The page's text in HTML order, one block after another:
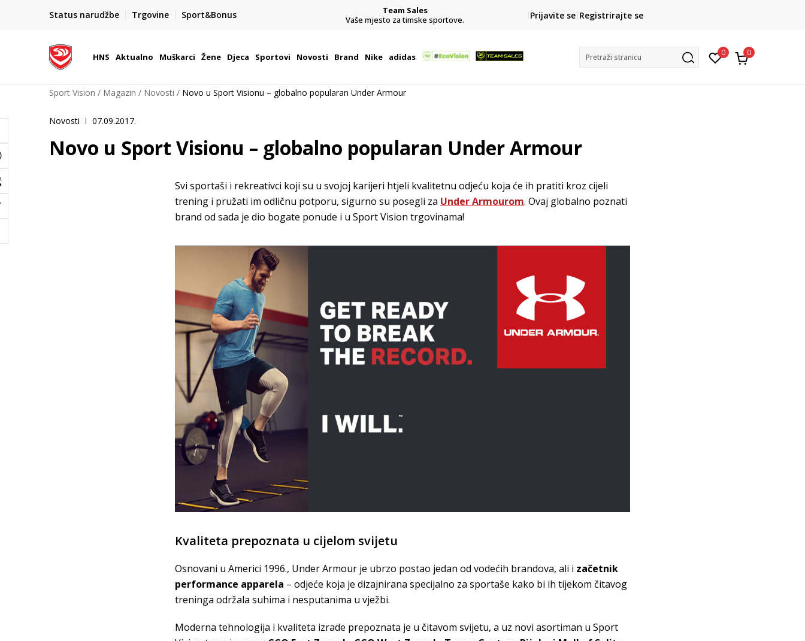
Status narudžbe Trgovine Sport&Bonus
BOX NOW
Dostava 1,50 €
| Više od 800 paketomata u Hrvatskoj
Team Sales
Vaše mjesto za timske sportove.
CLICK& COLLECT
besplatno preuzimanje u trgovini
Prijavite se Registrirajte se
HNS Aktualno Muškarci Žene Djeca Sportovi Novosti Brand Nike adidas Pretraži stranicu 0 0
Sport Vision Magazin Novosti Novo u Sport Visionu – globalno popularan Under Armour
Novosti 07.09.2017.
Novo u Sport Visionu – globalno popularan Under Armour
Svi sportaši i rekreativci koji su u svojoj karijeri htjeli kvalitetnu odjeću koja će ih pratiti kroz cijeli
trening i pružati im odličnu potporu, sigurno su posegli za Under Armourom. Ovaj globalno poznati
brand od sada je dio bogate ponude i u Sport Vision trgovinama!
Kvaliteta prepoznata u cijelom svijetu
Osnovani u Americi 1996., Under Armour je ubrzo postao jedan od vodećih brandova, ali i začetnik
performance apparela – odjeće koja je dizajnirana specijalno za sportaše kako bi ih tijekom čitavog
treninga održala suhima i nesputanima u vježbi.
Moderna tehnologija i kvaliteta izrade prepoznata je u čitavom svijetu, a uz novi asortiman u Sport